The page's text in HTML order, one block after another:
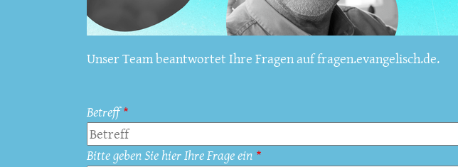
Unser Team beantwortet Ihre Fragen auf fragen.evangelisch.de.
Betreff
Bitte geben Sie hier Ihre Frage ein